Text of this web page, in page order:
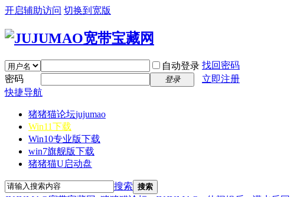
开启辅助访问 切换到宽版
自动登录 找回密码
密码
登录
立即注册
快捷导航
猪猪猫论坛jujumao
Win11下载
Win10专业版下载
win7旗舰版下载
猪猪猫U启动盘
搜索 搜索